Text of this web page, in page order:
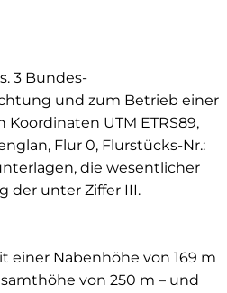
3 Bundes-
und zum Betrieb einer
UTM ETRS89,
Flur 0, Flurstücks-Nr.:
die wesentlicher
der unter Ziffer III.
einer Nabenhöhe von 169 m
von 250 m – und